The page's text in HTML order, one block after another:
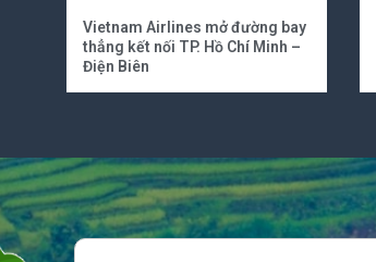
Vietnam Airlines mở đường bay
thẳng kết nối TP. Hồ Chí Minh –
Điện Biên
Search